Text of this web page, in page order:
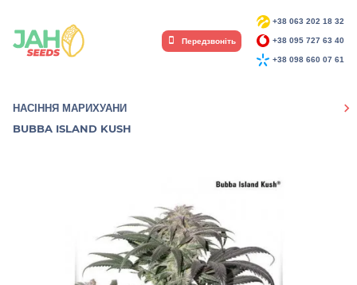
+38 063 202 18 32
+38 095 727 63 40
+38 098 660 07 61
Передзвоніть
НАСІННЯ МАРИХУАНИ
BUBBA ISLAND KUSH